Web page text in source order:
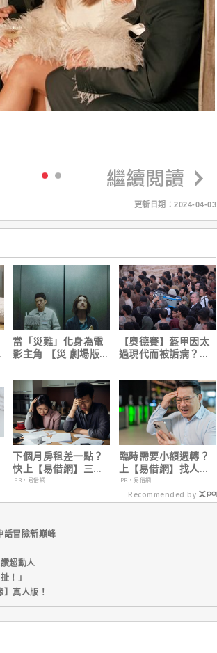
更新日期：2024-04-03
當「災難」化身為電
影主角 【災 劇場版】
【奧德賽】盔甲因太
過現代而被詬病？導
自解釋！
下個月房租差一點？
快上【易借網】三分
鐘解決燃眉之急
PR・易借網
臨時需要小額週轉？
上【易借網】找人
幫！資金快速到位
PR・易借網
Recommended by
話冒險新巔峰
超動人
！」
真人版！